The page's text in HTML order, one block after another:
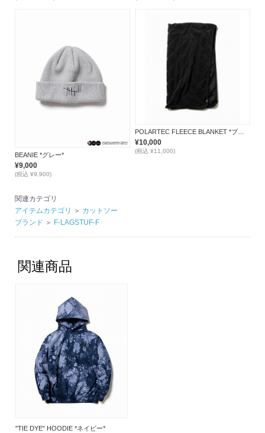
BEANIE *グレー*
¥9,000
(税込 ¥9,900)
POLARTEC FLEECE BLANKET *ブラック*
¥10,000
(税込 ¥11,000)
関連カテゴリ
アイテムカテゴリ
＞ カットソー
ブランド ＞ F-LAGSTUF-F
関連商品
"TIE DYE" HOODIE *ネイビー*